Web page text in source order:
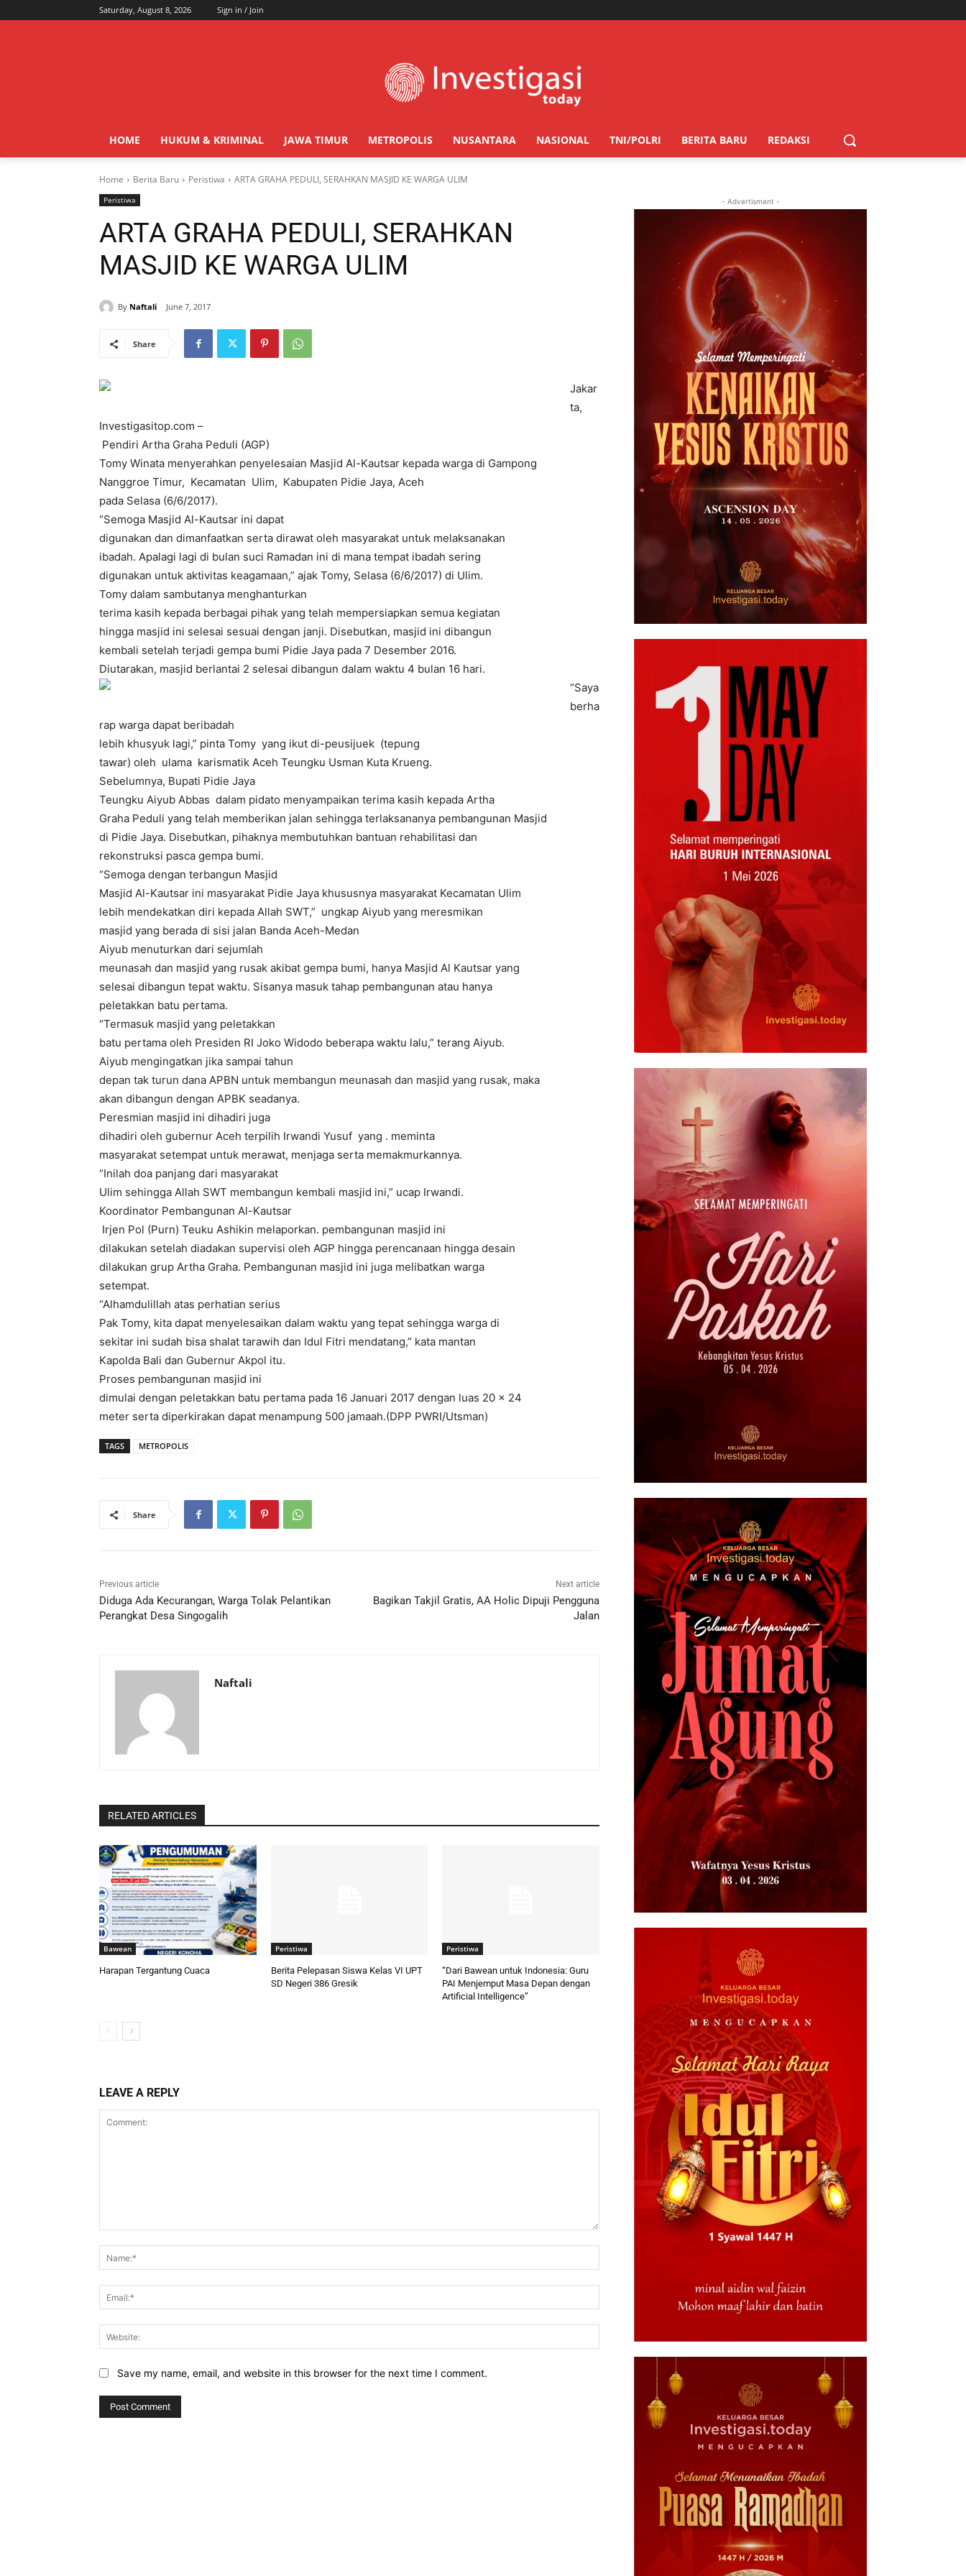
Saturday, August 8, 2026 Sign in / Join
HOME HUKUM & KRIMINAL JAWA TIMUR METROPOLIS NUSANTARA NASIONAL TNI/POLRI BERITA BARU REDAKSI
Home Berita Baru Peristiwa ARTA GRAHA PEDULI, SERAHKAN MASJID KE WARGA ULIM
Peristiwa
ARTA GRAHA PEDULI, SERAHKAN
MASJID KE WARGA ULIM
By Naftali June 7, 2017
Share
Jakar
ta,
Investigasitop.com –
Pendiri Artha Graha Peduli (AGP)
Tomy Winata menyerahkan penyelesaian Masjid Al-Kautsar kepada warga di Gampong
Nanggroe Timur, Kecamatan Ulim, Kabupaten Pidie Jaya, Aceh
pada Selasa (6/6/2017).
“Semoga Masjid Al-Kautsar ini dapat
digunakan dan dimanfaatkan serta dirawat oleh masyarakat untuk melaksanakan
ibadah. Apalagi lagi di bulan suci Ramadan ini di mana tempat ibadah sering
digunakan untuk aktivitas keagamaan,” ajak Tomy, Selasa (6/6/2017) di Ulim.
Tomy dalam sambutanya menghanturkan
terima kasih kepada berbagai pihak yang telah mempersiapkan semua kegiatan
hingga masjid ini selesai sesuai dengan janji. Disebutkan, masjid ini dibangun
kembali setelah terjadi gempa bumi Pidie Jaya pada 7 Desember 2016.
Diutarakan, masjid berlantai 2 selesai dibangun dalam waktu 4 bulan 16 hari.
“Saya
berha
rap warga dapat beribadah
lebih khusyuk lagi,” pinta Tomy yang ikut di-peusijuek (tepung
tawar) oleh ulama karismatik Aceh Teungku Usman Kuta Krueng.
Sebelumnya, Bupati Pidie Jaya
Teungku Aiyub Abbas dalam pidato menyampaikan terima kasih kepada Artha
Graha Peduli yang telah memberikan jalan sehingga terlaksananya pembangunan Masjid
di Pidie Jaya. Disebutkan, pihaknya membutuhkan bantuan rehabilitasi dan
rekonstruksi pasca gempa bumi.
“Semoga dengan terbangun Masjid
Masjid Al-Kautsar ini masyarakat Pidie Jaya khususnya masyarakat Kecamatan Ulim
lebih mendekatkan diri kepada Allah SWT,” ungkap Aiyub yang meresmikan
masjid yang berada di sisi jalan Banda Aceh-Medan
Aiyub menuturkan dari sejumlah
meunasah dan masjid yang rusak akibat gempa bumi, hanya Masjid Al Kautsar yang
selesai dibangun tepat waktu. Sisanya masuk tahap pembangunan atau hanya
peletakkan batu pertama.
“Termasuk masjid yang peletakkan
batu pertama oleh Presiden RI Joko Widodo beberapa waktu lalu,” terang Aiyub.
Aiyub mengingatkan jika sampai tahun
depan tak turun dana APBN untuk membangun meunasah dan masjid yang rusak, maka
akan dibangun dengan APBK seadanya.
Peresmian masjid ini dihadiri juga
dihadiri oleh gubernur Aceh terpilih Irwandi Yusuf yang . meminta
masyarakat setempat untuk merawat, menjaga serta memakmurkannya.
“Inilah doa panjang dari masyarakat
Ulim sehingga Allah SWT membangun kembali masjid ini,” ucap Irwandi.
Koordinator Pembangunan Al-Kautsar
Irjen Pol (Purn) Teuku Ashikin melaporkan. pembangunan masjid ini
dilakukan setelah diadakan supervisi oleh AGP hingga perencanaan hingga desain
dilakukan grup Artha Graha. Pembangunan masjid ini juga melibatkan warga
setempat.
“Alhamdulillah atas perhatian serius
Pak Tomy, kita dapat menyelesaikan dalam waktu yang tepat sehingga warga di
sekitar ini sudah bisa shalat tarawih dan Idul Fitri mendatang,” kata mantan
Kapolda Bali dan Gubernur Akpol itu.
Proses pembangunan masjid ini
dimulai dengan peletakkan batu pertama pada 16 Januari 2017 dengan luas 20 x 24
meter serta diperkirakan dapat menampung 500 jamaah.(DPP PWRI/Utsman)
TAGS METROPOLIS
Share
Previous article
Diduga Ada Kecurangan, Warga Tolak Pelantikan
Perangkat Desa Singogalih
Next article
Bagikan Takjil Gratis, AA Holic Dipuji Pengguna
Jalan
Naftali
RELATED ARTICLES
Bawean
Harapan Tergantung Cuaca
Peristiwa
Berita Pelepasan Siswa Kelas VI UPT
SD Negeri 386 Gresik
Peristiwa
“Dari Bawean untuk Indonesia: Guru
PAI Menjemput Masa Depan dengan
Artificial Intelligence”
LEAVE A REPLY
Save my name, email, and website in this browser for the next time I comment.
- Advertisment -